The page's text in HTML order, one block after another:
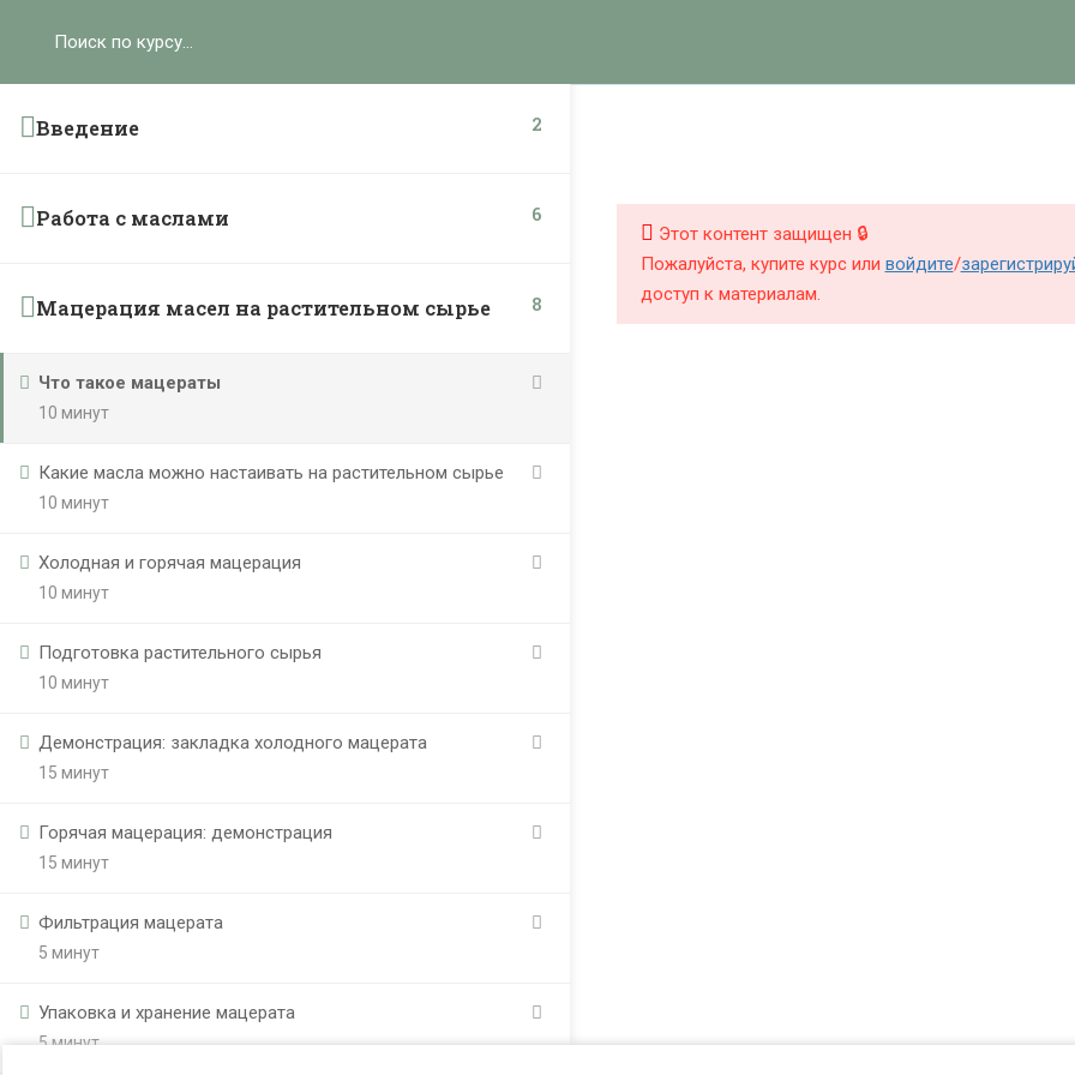
Введение 2
Работа с маслами 6
Мацерация масел на растительном сырье 8
Что такое мацераты
10 минут
Какие масла можно настаивать на растительном сырье
10 минут
Холодная и горячая мацерация
10 минут
Подготовка растительного сырья
10 минут
Демонстрация: закладка холодного мацерата
15 минут
Горячая мацерация: демонстрация
15 минут
Фильтрация мацерата
5 минут
Упаковка и хранение мацерата
5 минут
Этот контент защищен 🔒
Пожалуйста, купите курс или войдите/
доступ к материалам.
Ольга Ларноди, 2025
hello@lalavanda.school
КНИГИ КУРСЫ
Контакты